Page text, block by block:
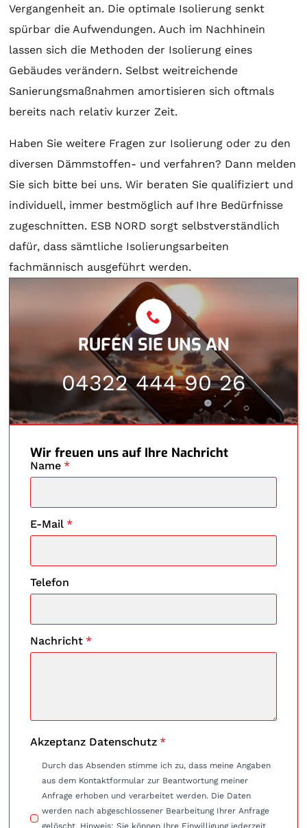
Vergangenheit an. Die optimale Isolierung senkt
spürbar die Aufwendungen. Auch im Nachhinein
lassen sich die Methoden der Isolierung eines
Gebäudes verändern. Selbst weitreichende
Sanierungsmaßnahmen amortisieren sich oftmals
bereits nach relativ kurzer Zeit.
Haben Sie weitere Fragen zur Isolierung oder zu den
diversen Dämmstoffen- und verfahren? Dann melden
Sie sich bitte bei uns. Wir beraten Sie qualifiziert und
individuell, immer bestmöglich auf Ihre Bedürfnisse
zugeschnitten. ESB NORD sorgt selbstverständlich
dafür, dass sämtliche Isolierungsarbeiten
fachmännisch ausgeführt werden.
RUFEN SIE UNS AN
04322 444 90 26
Wir freuen uns auf Ihre Nachricht
Name *
E-Mail *
Telefon
Nachricht *
Akzeptanz Datenschutz *
Durch das Absenden stimme ich zu, dass meine Angaben
aus dem Kontaktformular zur Beantwortung meiner
Anfrage erhoben und verarbeitet werden. Die Daten
werden nach abgeschlossener Bearbeitung Ihrer Anfrage
gelöscht. Hinweis: Sie können Ihre Einwilligung jederzeit